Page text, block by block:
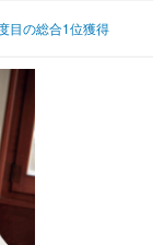
その他
目の総合1位獲得